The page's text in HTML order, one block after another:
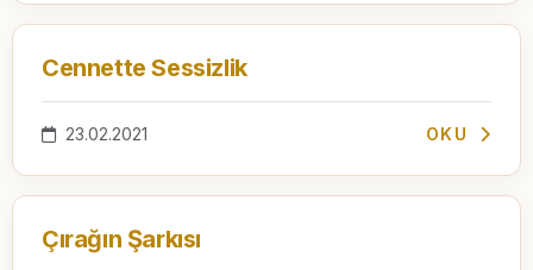
Cennette Sessizlik
23.02.2021 OKU
Çırağın Şarkısı